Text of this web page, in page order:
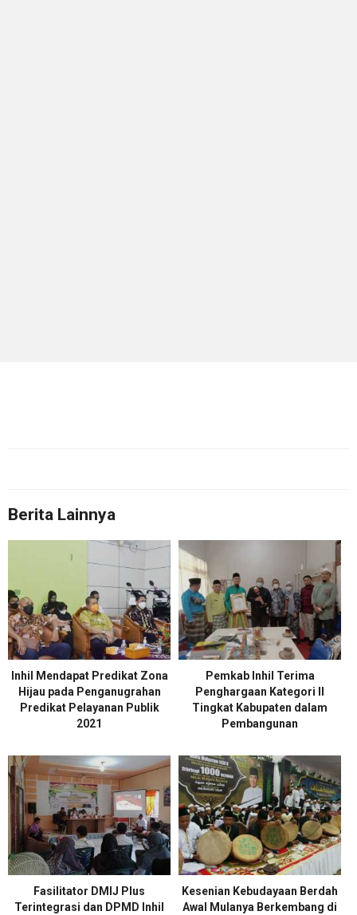
Berita Lainnya
Inhil Mendapat Predikat Zona
Hijau pada Penganugrahan
Predikat Pelayanan Publik
2021
Pemkab Inhil Terima
Penghargaan Kategori II
Tingkat Kabupaten dalam
Pembangunan
Fasilitator DMIJ Plus
Terintegrasi dan DPMD Inhil
Kesenian Kebudayaan Berdah
Awal Mulanya Berkembang di